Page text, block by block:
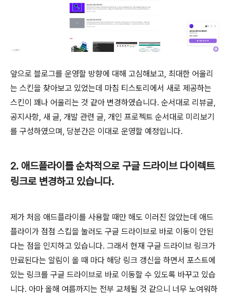
앞으로 블로그를 운영할 방향에 대해 고심해보고, 최대한 어울리
는 스킨을 찾아보고 있었는데 마침 티스토리에서 새로 제공하는
스킨이 꽤나 어울리는 것 같아 변경하였습니다. 순서대로 리뷰글,
공지사항, 새 글, 개발 관련 글, 개인 프로젝트 순서대로 미리보기
를 구성하였으며, 당분간은 이대로 운영할 예정입니다.
2. 애드플라이를 순차적으로 구글 드라이브 다이렉트
링크로 변경하고 있습니다.
제가 처음 애드플라이를 사용할 때만 해도 이러진 않았는데 애드
플라이가 점점 스킵을 눌러도 구글 드라이브로 바로 이동이 안된
다는 점을 인지하고 있습니다. 그래서 현재 구글 드라이브 링크가
만료된다는 알림이 올 때 마다 해당 링크 갱신을 하면서 포스트에
있는 링크를 구글 드라이브로 바로 이동할 수 있도록 바꾸고 있습
니다. 아마 올해 여름까지는 전부 교체될 것 같으니 너무 노여워하